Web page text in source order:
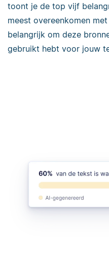
toont je de top vijf
meest overeenkomen
belangrijk om deze
gebruikt hebt voor jouw